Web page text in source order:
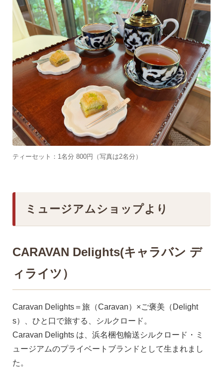
ティーセット：1名分 800円（写真は2名分）
ミュージアムショップより
CARAVAN Delights(キャラバン デ
ィライツ）
Caravan Delights＝旅（Caravan）×ご褒美（Delight
s）、ひと口で旅する、シルクロード。
Caravan Delights は、浜名梱包輸送シルクロード・ミ
ュージアムのプライベートブランドとして生まれまし
た。